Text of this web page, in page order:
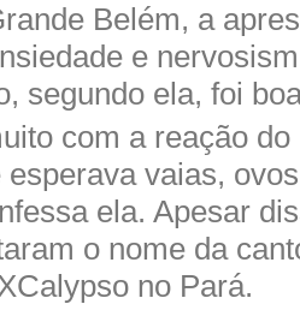
Belém, a
e
segundo ela, foi
com a reação
vaias,
ela. Apesar
o nome da
no Pará.